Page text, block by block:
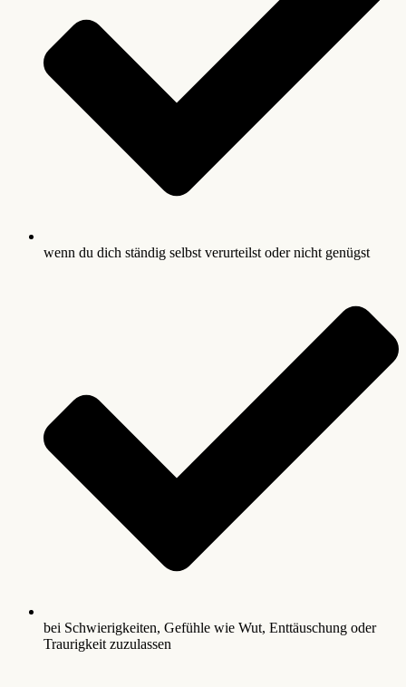
wenn du dich ständig selbst verurteilst oder nicht genügst
bei Schwierigkeiten, Gefühle wie Wut, Enttäuschung oder
Traurigkeit zuzulassen